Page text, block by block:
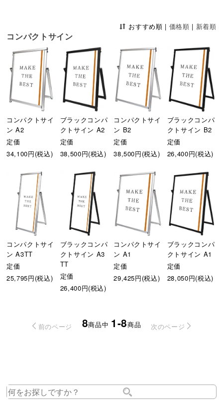
コンパクトサイン
おすすめ順 | 価格順 | 新着順
コンパクトサイ
ン A2
定価
34,100円(税込)
ブラックコンパ
クトサイン A2
定価
38,500円(税込)
コンパクトサイ
ン B2
定価
38,500円(税込)
ブラックコンパ
クトサイン B2
定価
26,400円(税込)
コンパクトサイ
ン A3TT
定価
25,795円(税込)
ブラックコンパ
クトサイン A3
TT
定価
26,400円(税込)
コンパクトサイ
ン A1
定価
29,425円(税込)
ブラックコンパ
クトサイン A1
定価
28,050円(税込)
前のページ 8商品中 1-8商品 次のページ